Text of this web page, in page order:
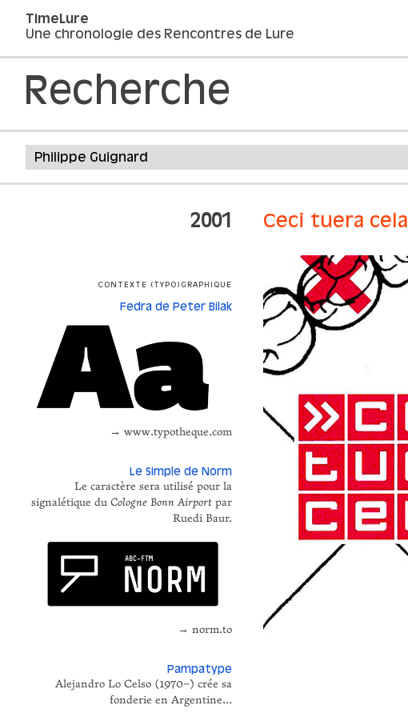
TimeLure
Une chronologie des Rencontres de Lure
Recherche
2001 Ceci tuera cela
CONTEXTE (TYPO)GRAPHIQUE
Fedra de Peter Bilak
→ www.typotheque.com
Le Simple de Norm
Le caractère sera utilisé pour la
signalétique duCologne Bonn Airport par
Ruedi Baur.
→ norm.to
Pampatype
Alejandro Lo Celso (1970–) crée sa
fonderie en Argentine…